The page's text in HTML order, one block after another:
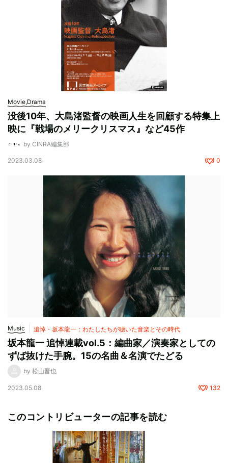
Movie,Drama
没後10年、大島渚監督の映画人生を回顧する特集上
映に『戦場のメリークリスマス』など45作
by CINRA編集部
2023.03.08 0
Music 追悼・坂本龍一：わたしたちが聴いた音楽とその時代
坂本龍一 追悼連載vol.5：編曲家／演奏家としての
ずば抜けた手腕。15の名曲＆名演でたどる
by 松山晋也
2023.05.08 132
このコントリビューターの記事を読む